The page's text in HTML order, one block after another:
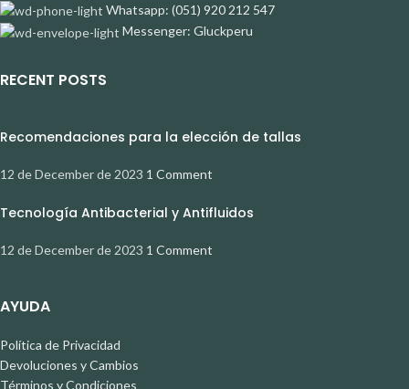
Whatsapp: (051) 920 212 547
Messenger: Gluckperu
RECENT POSTS
Recomendaciones para la elección de tallas
12 de December de 2023 1 Comment
Tecnología Antibacterial y Antifluidos
12 de December de 2023 1 Comment
AYUDA
Política de Privacidad
Devoluciones y Cambios
Términos y Condiciones